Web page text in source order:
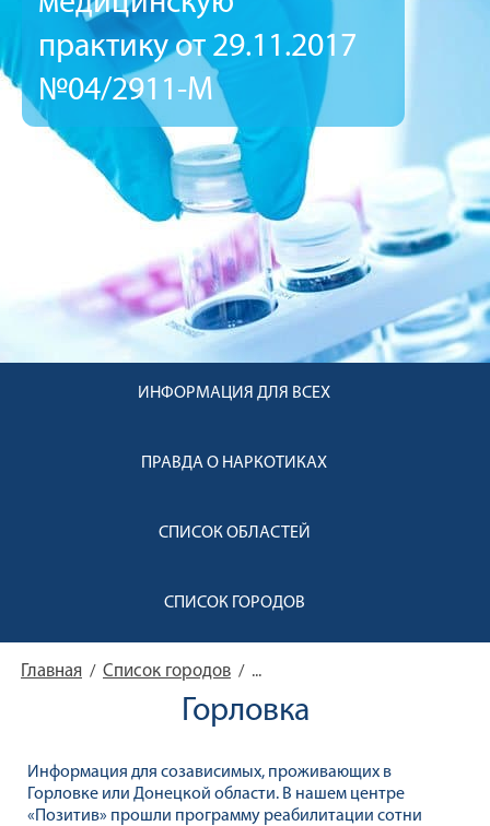
практику от 29.11.2017
№04/2911-М
ИНФОРМАЦИЯ ДЛЯ ВСЕХ
ПРАВДА О НАРКОТИКАХ
СПИСОК ОБЛАСТЕЙ
СПИСОК ГОРОДОВ
Главная / Список городов / ...
Горловка
Информация для созависимых, проживающих в
Горловке или Донецкой области. В нашем центре
«Позитив» прошли программу реабилитации сотни